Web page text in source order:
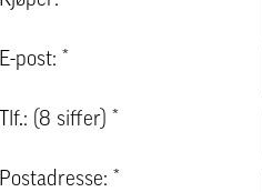
E-post: *
Tlf.: (8 siffer) *
Postadresse: *